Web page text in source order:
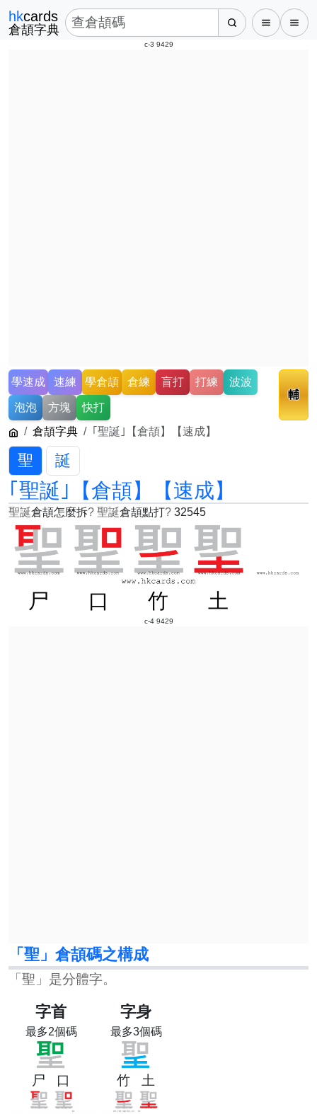
hkcards
倉頡字典
c-3 9429
學速成 速練 學倉頡 倉練 盲打 打練 波波
泡泡 方塊 快打
輔
倉頡字典 ｢聖誕｣【倉頡】【速成】
聖 誕
｢聖誕｣【倉頡】【速成】
聖誕倉頡怎麼拆? 聖誕倉頡點打? 32545
尸 口 竹 土
c-4 9429
「聖」倉頡碼之構成
「聖」是分體字。
字首 字身
最多2個碼 最多3個碼
尸 口 竹 土